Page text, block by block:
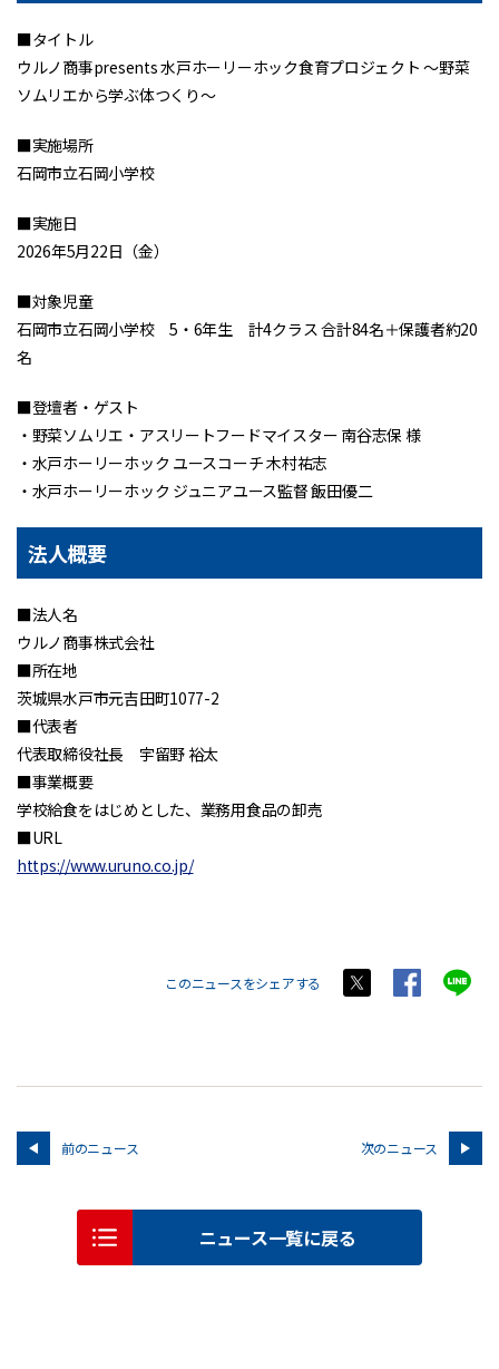
■タイトル
ウルノ商事presents 水戸ホーリーホック食育プロジェクト ～野菜
ソムリエから学ぶ体つくり～
■実施場所
石岡市立石岡小学校
■実施日
2026年5月22日（金）
■対象児童
石岡市立石岡小学校 5・6年生 計4クラス 合計84名＋保護者約20
名
■登壇者・ゲスト
・野菜ソムリエ・アスリートフードマイスター 南谷志保 様
・水戸ホーリーホック ユースコーチ 木村祐志
・水戸ホーリーホック ジュニアユース監督 飯田優二
法人概要
■法人名
ウルノ商事株式会社
■所在地
茨城県水戸市元吉田町1077-2
■代表者
代表取締役社長 宇留野 裕太
■事業概要
学校給食をはじめとした、業務用食品の卸売
■URL
https://www.uruno.co.jp/
このニュースをシェアする
前のニュース 次のニュース
ニュース一覧に戻る